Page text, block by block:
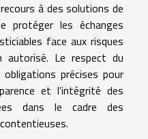
à des solutions de
protéger les échanges
face aux risques
autorisé. Le respect du
précises pour
et l'intégrité des
dans le cadre des